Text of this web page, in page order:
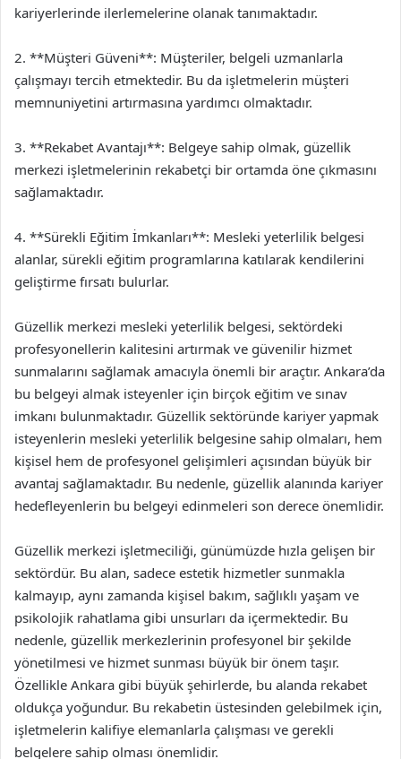
kariyerlerinde ilerlemelerine olanak tanımaktadır.
2. **Müşteri Güveni**: Müşteriler, belgeli uzmanlarla
çalışmayı tercih etmektedir. Bu da işletmelerin müşteri
memnuniyetini artırmasına yardımcı olmaktadır.
3. **Rekabet Avantajı**: Belgeye sahip olmak, güzellik
merkezi işletmelerinin rekabetçi bir ortamda öne çıkmasını
sağlamaktadır.
4. **Sürekli Eğitim İmkanları**: Mesleki yeterlilik belgesi
alanlar, sürekli eğitim programlarına katılarak kendilerini
geliştirme fırsatı bulurlar.
Güzellik merkezi mesleki yeterlilik belgesi, sektördeki
profesyonellerin kalitesini artırmak ve güvenilir hizmet
sunmalarını sağlamak amacıyla önemli bir araçtır. Ankara’da
bu belgeyi almak isteyenler için birçok eğitim ve sınav
imkanı bulunmaktadır. Güzellik sektöründe kariyer yapmak
isteyenlerin mesleki yeterlilik belgesine sahip olmaları, hem
kişisel hem de profesyonel gelişimleri açısından büyük bir
avantaj sağlamaktadır. Bu nedenle, güzellik alanında kariyer
hedefleyenlerin bu belgeyi edinmeleri son derece önemlidir.
Güzellik merkezi işletmeciliği, günümüzde hızla gelişen bir
sektördür. Bu alan, sadece estetik hizmetler sunmakla
kalmayıp, aynı zamanda kişisel bakım, sağlıklı yaşam ve
psikolojik rahatlama gibi unsurları da içermektedir. Bu
nedenle, güzellik merkezlerinin profesyonel bir şekilde
yönetilmesi ve hizmet sunması büyük bir önem taşır.
Özellikle Ankara gibi büyük şehirlerde, bu alanda rekabet
oldukça yoğundur. Bu rekabetin üstesinden gelebilmek için,
işletmelerin kalifiye elemanlarla çalışması ve gerekli
belgelere sahip olması önemlidir.